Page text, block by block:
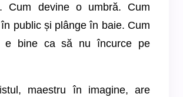
Cum devine o umbră. Cum
public și plânge în baie. Cum
e bine ca să nu încurce pe
maestru în imagine, are